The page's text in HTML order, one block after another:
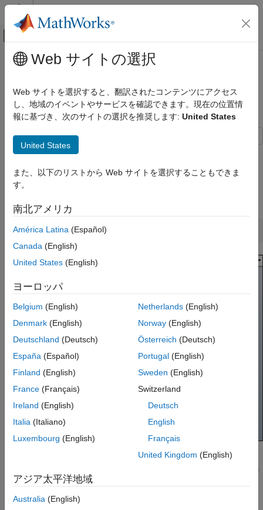
コンテンツへスキップ
オフキャンバス ナビゲーション メ
ドキュメンテーションのホーム
System Composer
Architectures, Requirements, and Allocations
ON THIS PAGE
メインコンテンツ
Change Stereotype Order Using
Manage Profiles Tool
Since R2023a
This example shows how to change the stereotype order for
RGBColorsprofile.
model = systemcomposer.openModel(
Green,Red, andBluestereotypes
applied. Since theGreen
stereotype is first in priority, the color of
the component is green.
Web サイトの選択
Web サイトを選択すると、翻訳されたコンテンツにアクセス
し、地域のイベントやサービスを確認できます。現在の位置情
報に基づき、次のサイトの選択を推奨します: United States
United States
また、以下のリストから Web サイトを選択することもできま
す。
南北アメリカ
América Latina (Español)
Canada (English)
United States (English)
ヨーロッパ
Belgium (English)
Denmark (English)
Deutschland (Deutsch)
España (Español)
Finland (English)
France (Français)
Ireland (English)
Italia (Italiano)
Luxembourg (English)
Netherlands(English)
Norway(English)
Österreich (Deutsch)
Portugal(English)
Sweden (English)
Switzerland
Deutsch
English
Français
United Kingdom (English)
アジア太平洋地域
Australia (English)